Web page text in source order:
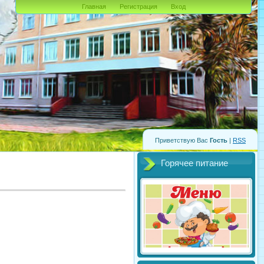
Приветствую Вас Гость | RSS
Главная Регистрация Вход
Горячее питание